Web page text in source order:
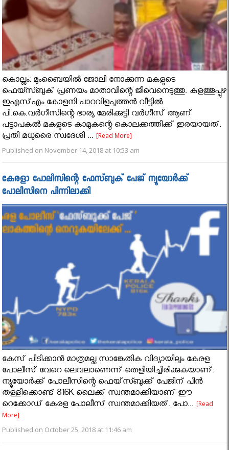
കൊല്ലം: മുംബൈയിൽ ജോലി നോക്കുന്ന മകളുടെ
ഫെയ്സ്ബുക് പ്രണയം മാതാവിന്റെ ജീവെനെടുത്തു. കുളത്തൂപ്പുഴ
ഇഎസ്എം കോളനി പാറവിളപുത്തൻ വീട്ടിൽ
പി.കെ.വർഗീസിന്റെ ഭാര്യ മേരിക്കുട്ടി വർഗീസ് ആണ്
പട്ടാപകൽ മകളുടെ കാമുകന്റെ കൊലക്കത്തിക്ക് ഇരയായത്.
പ്രതി മധുരൈ സ്വദേശി ...[Read More]
Published on November 14, 2018 at 10:53 am
കേരളാ പോലീസിന്റെ ഫേസ്ബുക് പേജ് ന്യൂയോര്‍ക്ക്
പോലീസിനെ പിന്നിലാക്കി
കേസ് പിടിക്കാന്‍ മാത്രമല്ല സാങ്കേതിക വിദ്യായിലും കേരള
പോലീസ് വേറെ ലെവലാണെന്ന് തെളിയിച്ചിരിക്കുകയാണ്.
ന്യൂയോര്‍ക്ക് പോലീസിന്റെ ഫെയ്‌സ്ബുക്ക് പേജിന് പിൻ
തള്ളിക്കൊണ്ട് 816K ലൈക്ക് സ്വന്തമാക്കിയാണ് ഈ
റെക്കോഡ് കേരള പോലീസ് സ്വന്തമാക്കിയത്. പോ...[Read
More]
Published on October 25, 2018 at 11:46 am